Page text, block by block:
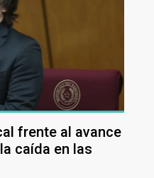
frente al avance
caída en las